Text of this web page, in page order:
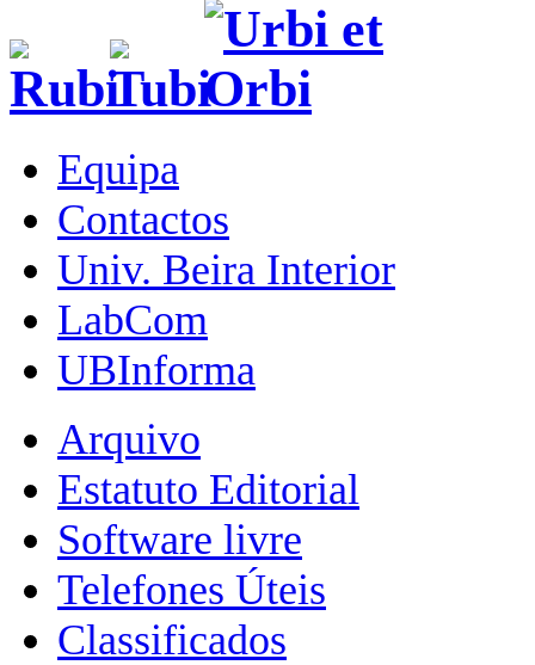
Equipa
Contactos
Univ. Beira Interior
LabCom
UBInforma
Arquivo
Estatuto Editorial
Software livre
Telefones Úteis
Classificados